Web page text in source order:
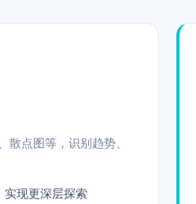
点图等，识别趋势、
实现更深层探索